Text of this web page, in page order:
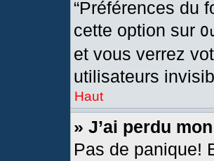
“Préférences du
cette option sur
et vous verrez
utilisateurs
Haut
» J’ai perdu
Pas de panique!